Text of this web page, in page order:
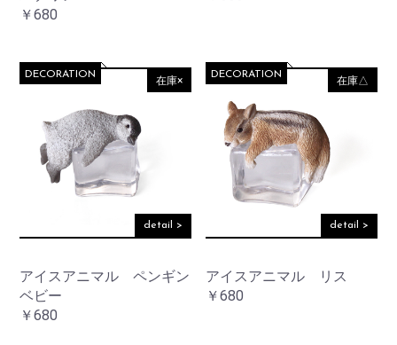
￥680
在庫×
detail >
アイスアニマル ペンギン
ベビー
DECORATION
￥680
在庫△
detail >
アイスアニマル リス
DECORATION
￥680